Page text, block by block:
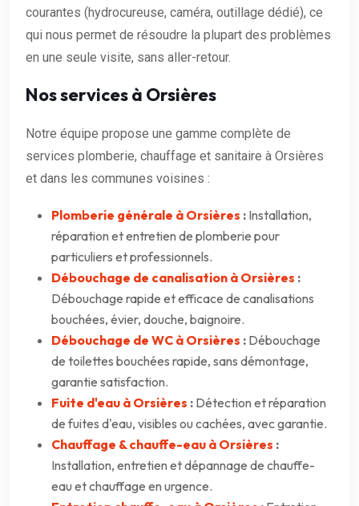
courantes (hydrocureuse, caméra, outillage dédié), ce
qui nous permet de résoudre la plupart des problèmes
en une seule visite, sans aller-retour.
Nos services à Orsières
Notre équipe propose une gamme complète de
services plomberie, chauffage et sanitaire à Orsières
et dans les communes voisines :
Plomberie générale à Orsières : Installation,
réparation et entretien de plomberie pour
particuliers et professionnels.
Débouchage de canalisation à Orsières :
Débouchage rapide et efficace de canalisations
bouchées, évier, douche, baignoire.
Débouchage de WC à Orsières : Débouchage
de toilettes bouchées rapide, sans démontage,
garantie satisfaction.
Fuite d'eau à Orsières : Détection et réparation
de fuites d'eau, visibles ou cachées, avec garantie.
Chauffage & chauffe-eau à Orsières :
Installation, entretien et dépannage de chauffe-
eau et chauffage en urgence.